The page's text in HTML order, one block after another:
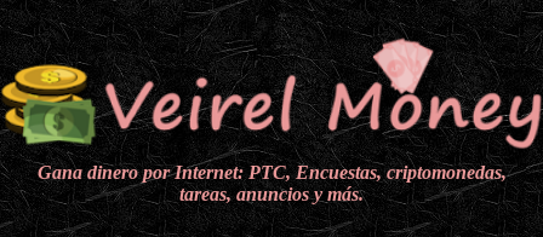
Gana dinero por Internet: PTC, Encuestas, criptomonedas,
tareas, anuncios y más.